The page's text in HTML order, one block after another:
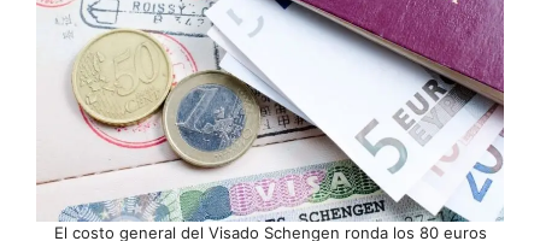
El costo general del Visado Schengen ronda los 80 euros